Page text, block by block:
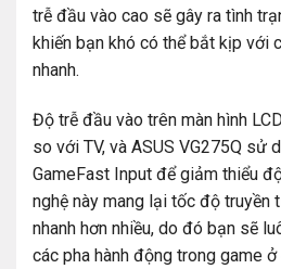
trễ đầu vào cao sẽ gây ra tình
khiến bạn khó có thể bắt kịp với
nhanh.
Độ trễ đầu vào trên màn hình
so với TV, và ASUS VG275Q sử
GameFast Input để giảm thiểu
nghệ này mang lại tốc độ truyền
nhanh hơn nhiều, do đó bạn sẽ
các pha hành động trong game